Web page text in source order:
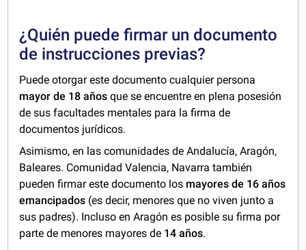
¿Quién puede firmar un documento
de instrucciones previas?
Puede otorgar este documento cualquier persona
mayor de 18 años que se encuentre en plena posesión
de sus facultades mentales para la firma de
documentos jurídicos.
Asimismo, en las comunidades de Andalucía, Aragón,
Baleares. Comunidad Valencia, Navarra también
pueden firmar este documento los mayores de 16 años
emancipados (es decir, menores que no viven junto a
sus padres). Incluso en Aragón es posible su firma por
parte de menores mayores de 14 años.